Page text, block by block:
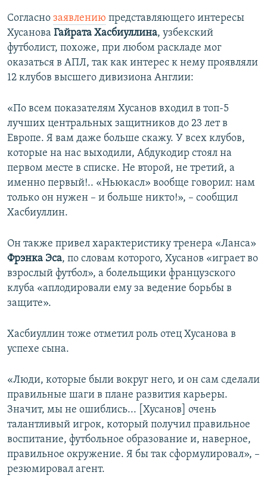
Согласно заявлению представляющего интересы
Хусанова Гайрата Хасбиуллина, узбекский
футболист, похоже, при любом раскладе мог
оказаться в АПЛ, так как интерес к нему проявляли
12 клубов высшего дивизиона Англии:
«По всем показателям Хусанов входил в топ-5
лучших центральных защитников до 23 лет в
Европе. Я вам даже больше скажу. У всех клубов,
которые на нас выходили, Абдукодир стоял на
первом месте в списке. Не второй, не третий, а
именно первый!.. «Ньюкасл» вообще говорил: нам
только он нужен – и больше никто!», – сообщил
Хасбиуллин.
Он также привел характеристику тренера «Ланса»
Фрэнка Эса, по словам которого, Хусанов «играет во
взрослый футбол», а болельщики французского
клуба «аплодировали ему за ведение борьбы в
защите».
Хасбиуллин тоже отметил роль отец Хусанова в
успехе сына.
«Люди, которые были вокруг него, и он сам сделали
правильные шаги в плане развития карьеры.
Значит, мы не ошиблись... [Хусанов] очень
талантливый игрок, который получил правильное
воспитание, футбольное образование и, наверное,
правильное окружение. Я бы так сформулировал», –
резюмировал агент.